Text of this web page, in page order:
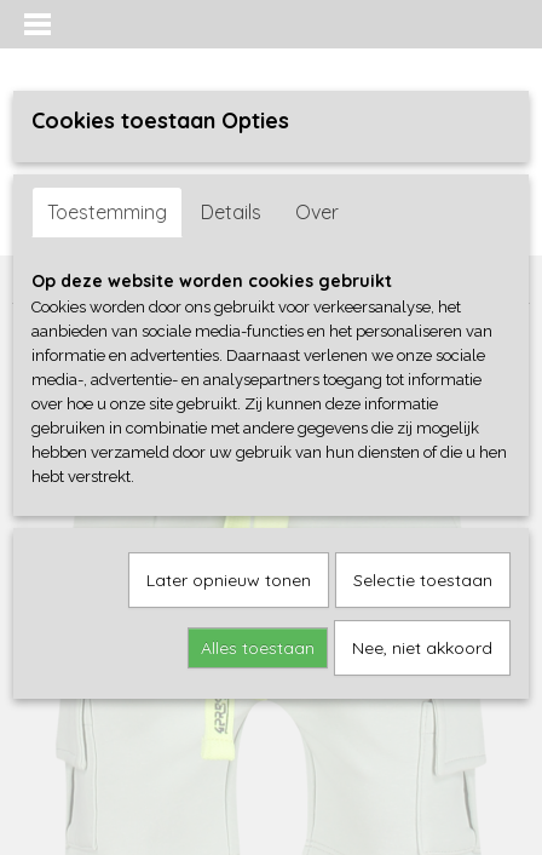
Inloggen Registreren
Home >Jongens>broeken> 4President
Cookies toestaan Opties
Toestemming Details Over
Op deze website worden cookies gebruikt
Cookies worden door ons gebruikt voor verkeersanalyse, het
aanbieden van sociale media-functies en het personaliseren van
informatie en advertenties. Daarnaast verlenen we onze sociale
media-, advertentie- en analysepartners toegang tot informatie
over hoe u onze site gebruikt. Zij kunnen deze informatie
gebruiken in combinatie met andere gegevens die zij mogelijk
hebben verzameld door uw gebruik van hun diensten of die u hen
hebt verstrekt.
Later opnieuw tonen Selectie toestaan
Alles toestaan Nee, niet akkoord